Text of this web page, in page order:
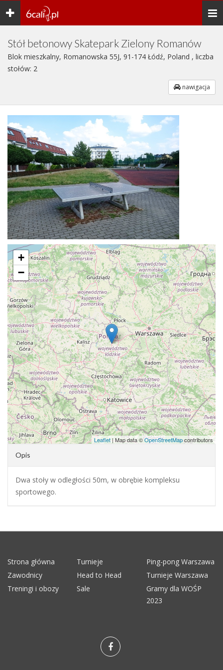
Toggle
navigation
Stół betonowy Skatepark Zielony Romanów
Blok mieszkalny, Romanowska 55J, 91-174 Łódź, Poland , liczba
stołów: 2
nawigacja
+
−
Leaflet | Map data ©OpenStreetMapcontributors
Opis
Dwa stoły w odległości 50m, w obrębie kompleksu
sportowego.
Strona główna Turnieje
Ping-pong Warszawa
Zawodnicy
Head to Head
Turnieje Warszawa
Treningi i obozy
Sale
Gramy dla WOŚP
2023